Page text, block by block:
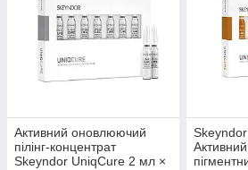
Активний оновлюючий
пілінг-концентрат
Skeyndor UniqCure 2 мл ×